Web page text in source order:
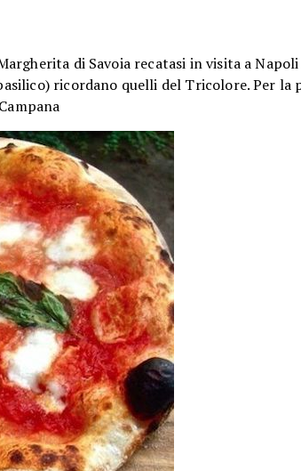
di Savoia recatasi in visita a
ricordano quelli del Tricolore. Per la